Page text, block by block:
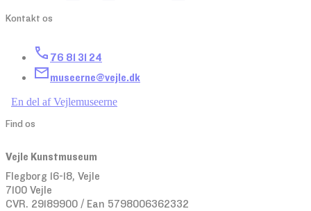
Kontakt os
76 81 31 24
museerne@vejle.dk
En del af Vejlemuseerne
Find os
Vejle Kunstmuseum
Flegborg 16-18, Vejle
7100 Vejle
CVR. 29189900 / Ean 5798006362332